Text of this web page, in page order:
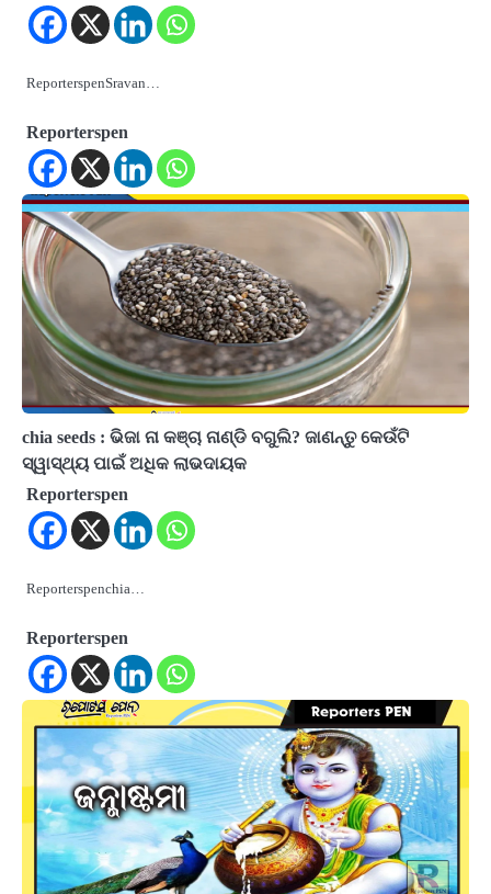
ReporterspenSravan…
Reporterspen
chia seeds : ଭିଜା ନା କଞ୍ଚା ନାଣ୍ଡି ବଗୁଲି? ଜାଣନ୍ତୁ କେଉଁଟି
ସ୍ୱାସ୍ଥ୍ୟ ପାଇଁ ଅଧିକ ଲାଭଦାୟକ
Reporterspen
Reporterspenchia…
Reporterspen